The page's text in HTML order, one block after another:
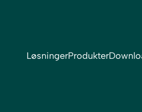
LøsningerProdukter